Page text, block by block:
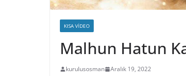
KISA VIDEO
Malhun Hatun
kurulusosman Aralık 19, 2022